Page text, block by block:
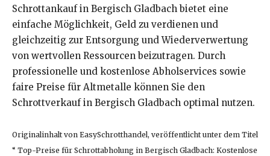
Schrottankauf in Bergisch Gladbach bietet eine
einfache Möglichkeit, Geld zu verdienen und
gleichzeitig zur Entsorgung und Wiederverwertung
von wertvollen Ressourcen beizutragen. Durch
professionelle und kostenlose Abholservices sowie
faire Preise für Altmetalle können Sie den
Schrottverkauf in Bergisch Gladbach optimal nutzen.
Originalinhalt von EasySchrotthandel, veröffentlicht unter dem Titel
“ Top-Preise für Schrottabholung in Bergisch Gladbach: Kostenlose